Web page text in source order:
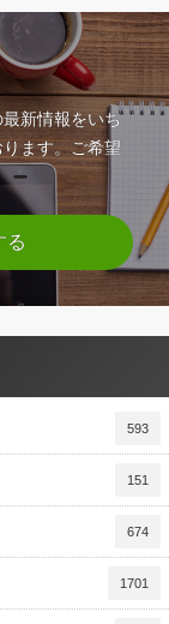
新情報をいち
ます。ご希望
る
593
151
674
1701